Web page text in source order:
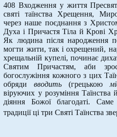
408 Входження у життя
святі таїнства Хрещення,
через наше поєднання з
Духа і Причастя Тіла й Крові
Як людина після народження
могти жити, так і охрещений,
хрещальній купелі, починає
Святим Причастям, аби
богослужіння кожного з цих
обрядивводить (грецькою
віруючих у розуміння
діяння Божої благодаті.
традиції ці три Святі Таїнства